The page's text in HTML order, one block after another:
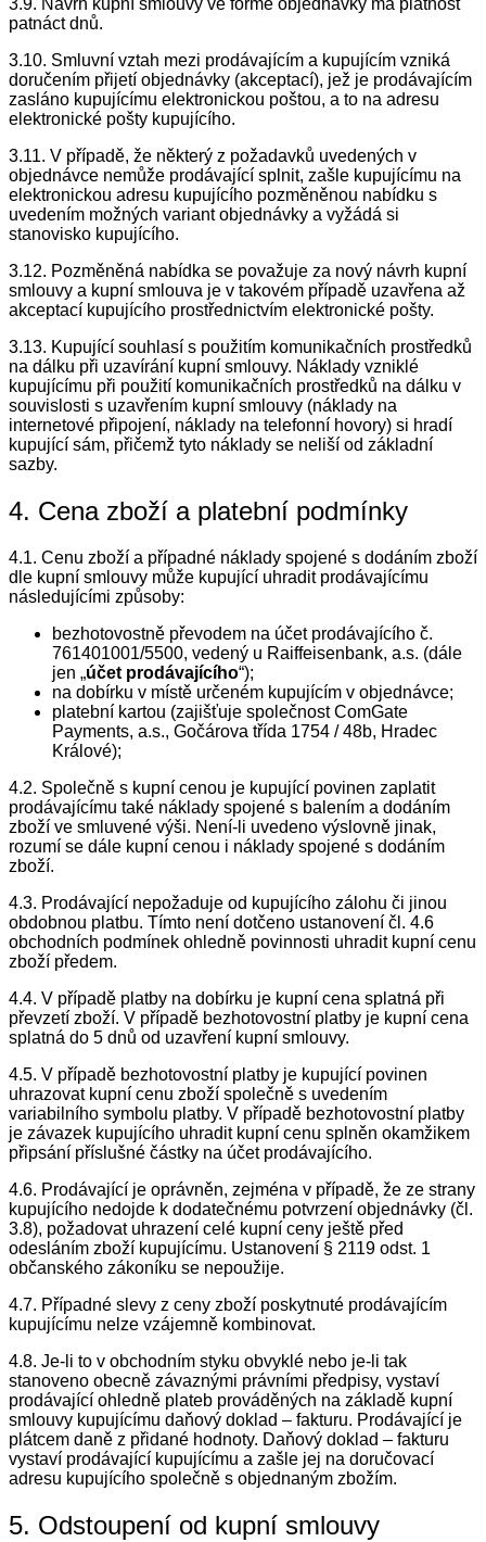
3.9. Návrh kupní smlouvy ve formě objednávky má platnost
patnáct dnů.
3.10. Smluvní vztah mezi prodávajícím a kupujícím vzniká
doručením přijetí objednávky (akceptací), jež je prodávajícím
zasláno kupujícímu elektronickou poštou, a to na adresu
elektronické pošty kupujícího.
3.11. V případě, že některý z požadavků uvedených v
objednávce nemůže prodávající splnit, zašle kupujícímu na
elektronickou adresu kupujícího pozměněnou nabídku s
uvedením možných variant objednávky a vyžádá si
stanovisko kupujícího.
3.12. Pozměněná nabídka se považuje za nový návrh kupní
smlouvy a kupní smlouva je v takovém případě uzavřena až
akceptací kupujícího prostřednictvím elektronické pošty.
3.13. Kupující souhlasí s použitím komunikačních prostředků
na dálku při uzavírání kupní smlouvy. Náklady vzniklé
kupujícímu při použití komunikačních prostředků na dálku v
souvislosti s uzavřením kupní smlouvy (náklady na
internetové připojení, náklady na telefonní hovory) si hradí
kupující sám, přičemž tyto náklady se neliší od základní
sazby.
4. Cena zboží a platební podmínky
4.1. Cenu zboží a případné náklady spojené s dodáním zboží
dle kupní smlouvy může kupující uhradit prodávajícímu
následujícími způsoby:
bezhotovostně převodem na účet prodávajícího č.
761401001/5500, vedený u Raiffeisenbank, a.s. (dále
jen „účet prodávajícího“);
na dobírku v místě určeném kupujícím v objednávce;
platební kartou (zajišťuje společnost ComGate
Payments, a.s., Gočárova třída 1754 / 48b, Hradec
Králové);
4.2. Společně s kupní cenou je kupující povinen zaplatit
prodávajícímu také náklady spojené s balením a dodáním
zboží ve smluvené výši. Není-li uvedeno výslovně jinak,
rozumí se dále kupní cenou i náklady spojené s dodáním
zboží.
4.3. Prodávající nepožaduje od kupujícího zálohu či jinou
obdobnou platbu. Tímto není dotčeno ustanovení čl. 4.6
obchodních podmínek ohledně povinnosti uhradit kupní cenu
zboží předem.
4.4. V případě platby na dobírku je kupní cena splatná při
převzetí zboží. V případě bezhotovostní platby je kupní cena
splatná do 5 dnů od uzavření kupní smlouvy.
4.5. V případě bezhotovostní platby je kupující povinen
uhrazovat kupní cenu zboží společně s uvedením
variabilního symbolu platby. V případě bezhotovostní platby
je závazek kupujícího uhradit kupní cenu splněn okamžikem
připsání příslušné částky na účet prodávajícího.
4.6. Prodávající je oprávněn, zejména v případě, že ze strany
kupujícího nedojde k dodatečnému potvrzení objednávky (čl.
3.8), požadovat uhrazení celé kupní ceny ještě před
odesláním zboží kupujícímu. Ustanovení § 2119 odst. 1
občanského zákoníku se nepoužije.
4.7. Případné slevy z ceny zboží poskytnuté prodávajícím
kupujícímu nelze vzájemně kombinovat.
4.8. Je-li to v obchodním styku obvyklé nebo je-li tak
stanoveno obecně závaznými právními předpisy, vystaví
prodávající ohledně plateb prováděných na základě kupní
smlouvy kupujícímu daňový doklad – fakturu. Prodávající je
plátcem daně z přidané hodnoty. Daňový doklad – fakturu
vystaví prodávající kupujícímu a zašle jej na doručovací
adresu kupujícího společně s objednaným zbožím.
5. Odstoupení od kupní smlouvy